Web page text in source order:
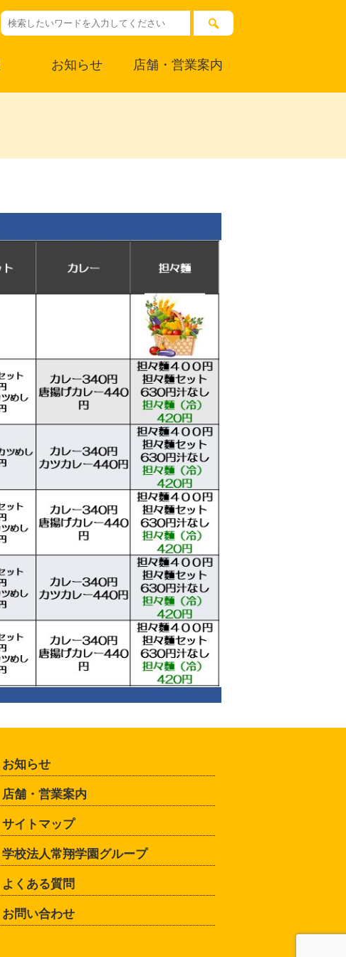
お知らせ 店舗・営業案内
お知らせ
店舗・営業案内
サイトマップ
学校法人常翔学園グループ
よくある質問
お問い合わせ